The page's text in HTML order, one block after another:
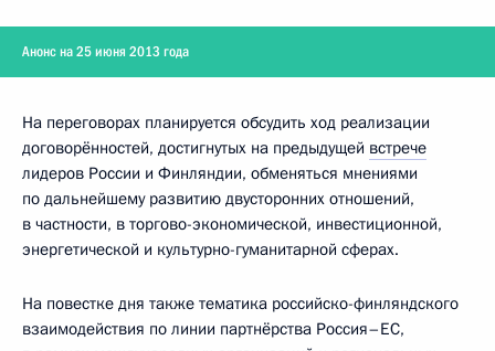
Анонс на 25 июня 2013 года
На переговорах планируется обсудить ход реализации
договорённостей, достигнутых на предыдущей встрече
лидеров России и Финляндии, обменяться мнениями
по дальнейшему развитию двусторонних отношений,
в частности, в торгово-экономической, инвестиционной,
энергетической и культурно-гуманитарной сферах.
На повестке дня также тематика российско-финляндского
взаимодействия по линии партнёрства Россия–ЕС,